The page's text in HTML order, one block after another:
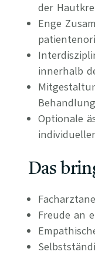
der
Enge
innerhalb
Optionale
Das
Freude an